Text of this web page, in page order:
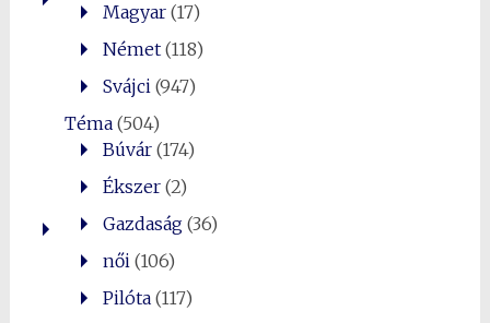
Magyar(17)
Német(118)
Svájci(947)
Téma(504)
Búvár(174)
Ékszer(2)
Gazdaság(36)
női(106)
Pilóta(117)